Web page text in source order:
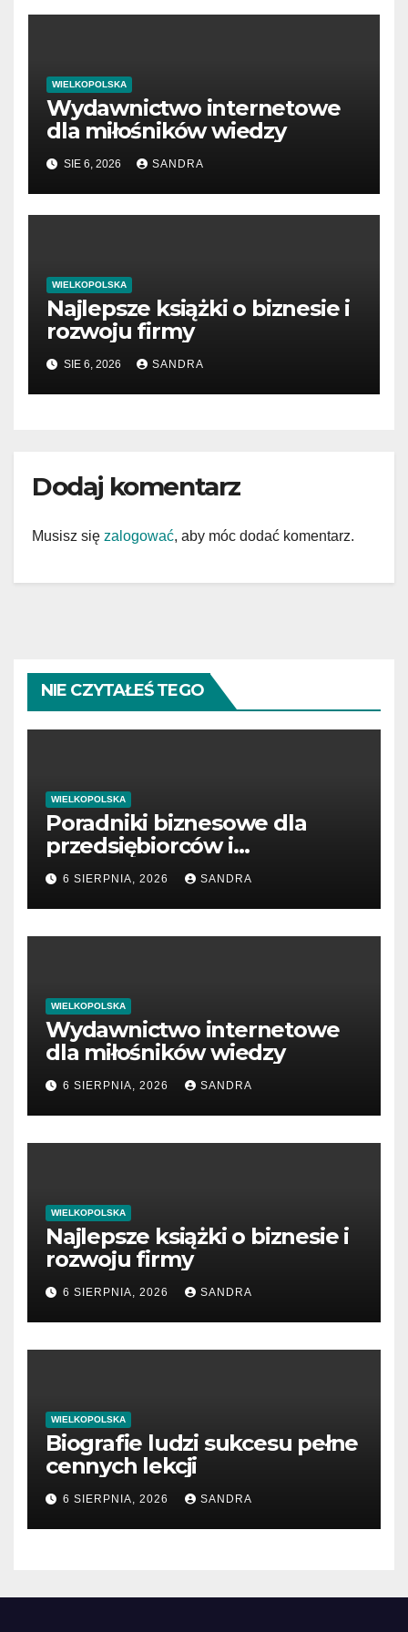
WIELKOPOLSKA
Wydawnictwo internetowe
dla miłośników wiedzy
SIE 6, 2026 SANDRA
WIELKOPOLSKA
Najlepsze książki o biznesie i
rozwoju firmy
SIE 6, 2026 SANDRA
Dodaj komentarz
Musisz się zalogować, aby móc dodać komentarz.
NIE CZYTAŁEŚ TEGO
WIELKOPOLSKA
Poradniki biznesowe dla
przedsiębiorców i
menedżerów
6 SIERPNIA, 2026 SANDRA
WIELKOPOLSKA
Wydawnictwo internetowe
dla miłośników wiedzy
6 SIERPNIA, 2026 SANDRA
WIELKOPOLSKA
Najlepsze książki o biznesie i
rozwoju firmy
6 SIERPNIA, 2026 SANDRA
WIELKOPOLSKA
Biografie ludzi sukcesu pełne
cennych lekcji
6 SIERPNIA, 2026 SANDRA